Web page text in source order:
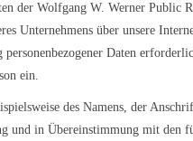
der Wolfgang W. Werner Public
Unternehmens über unsere
Daten
ein.
des Namens, der
und in Übereinstimmung mit den